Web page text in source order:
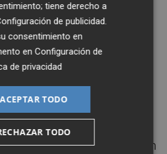
a la sociedad lo que la
la posibilidad de
Además, asegura
"comunicarnos y
y que la gente trabaje
retos reales".
director de Distrito
Valenciana quiere ser un
tiene derecho a
de publicidad.
consentimiento en
enConfiguración de
de privacidad
ACEPTAR TODO
TODO